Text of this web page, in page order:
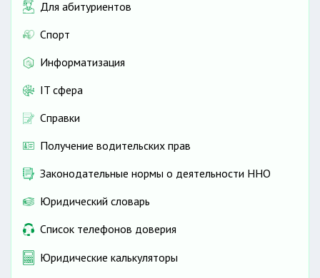
Для абитуриентов
Спорт
Информатизация
IT сфера
Справки
Получение водительских прав
Законодательные нормы о деятельности ННО
Юридический словарь
Список телефонов доверия
Юридические калькуляторы